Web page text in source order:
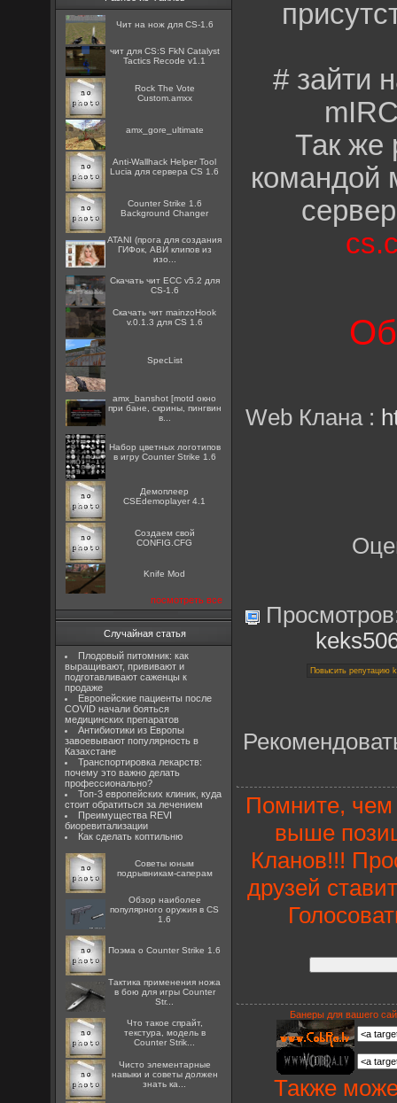
Чит на нож для CS-1.6
чит для CS:S FkN Catalyst
Tactics Recode v1.1
Rock The Vote
Custom.amxx
amx_gore_ultimate
Anti-Wallhack Helper Tool
Lucia для сервера CS 1.6
Counter Strike 1.6
Background Changer
ATANI (прога для создания
ГИФок, АВИ клипов из
изо...
Скачать чит ECC v5.2 для
CS-1.6
Скачать чит mainzoHook
v.0.1.3 для CS 1.6
SpecList
amx_banshot [motd окно
при бане, скрины, пингвин
в...
Набор цветных логотипов
в игру Counter Strike 1.6
Демоплеер
CSEdemoplayer 4.1
Создаем свой
CONFIG.CFG
Knife Mod
посмотреть все
Случайная статья
Плодовый питомник: как
выращивают, прививают и
подготавливают саженцы к
продаже
Европейские пациенты после
COVID начали бояться
медицинских препаратов
Антибиотики из Европы
завоевывают популярность в
Казахстане
Транспортировка лекарств:
почему это важно делать
профессионально?
Топ-3 европейских клиник, куда
стоит обратиться за лечением
Преимущества REVI
биоревитализации
Как сделать коптильню
Советы юным
подрывникам-саперам
Обзор наиболее
популярного оружия в CS
1.6
Поэма о Counter Strike 1.6
Тактика применения ножа
в бою для игры Counter
Str...
Что такое спрайт,
текстура, модель в
Counter Strik...
Чисто элементарные
навыки и советы должен
знать ка...
# зайти
Так же
командой
Web Клана :
Помните,
выше
Кланов!!!
друзей
Банеры для вашего
Также